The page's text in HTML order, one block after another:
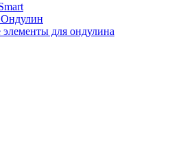
для ондулина